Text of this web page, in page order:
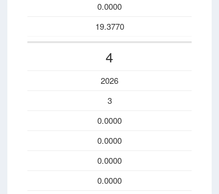
0.0000
19.3770
4
2026
3
0.0000
0.0000
0.0000
0.0000